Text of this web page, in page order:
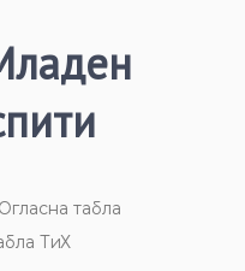
Огласна табла
ТиХ